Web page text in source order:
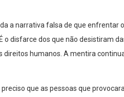
a narrativa falsa de que enfrentar
disfarce dos que não desistiram
humanos. A mentira
que as pessoas que